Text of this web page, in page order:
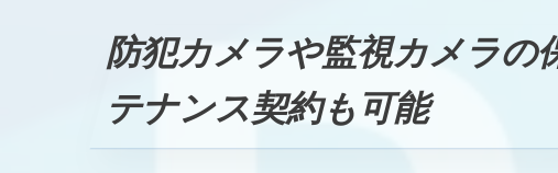
防犯カメラや監視カメラの
テナンス契約も可能